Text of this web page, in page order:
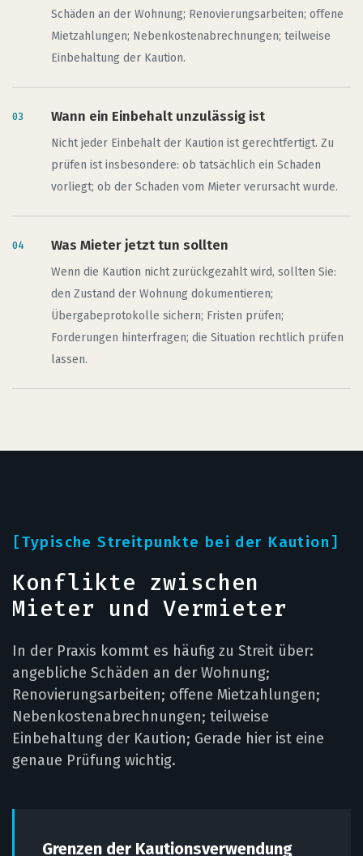
Schäden an der Wohnung; Renovierungsarbeiten; offene
Mietzahlungen; Nebenkostenabrechnungen; teilweise
Einbehaltung der Kaution.
Wann ein Einbehalt unzulässig ist
Nicht jeder Einbehalt der Kaution ist gerechtfertigt. Zu
prüfen ist insbesondere: ob tatsächlich ein Schaden
vorliegt; ob der Schaden vom Mieter verursacht wurde.
Was Mieter jetzt tun sollten
Wenn die Kaution nicht zurückgezahlt wird, sollten Sie:
den Zustand der Wohnung dokumentieren;
Übergabeprotokolle sichern; Fristen prüfen;
Forderungen hinterfragen; die Situation rechtlich prüfen
lassen.
Typische Streitpunkte bei der Kaution
Konflikte zwischen
Mieter und Vermieter
In der Praxis kommt es häufig zu Streit über:
angebliche Schäden an der Wohnung;
Renovierungsarbeiten; offene Mietzahlungen;
Nebenkostenabrechnungen; teilweise
Einbehaltung der Kaution; Gerade hier ist eine
genaue Prüfung wichtig.
Grenzen der Kautionsverwendung